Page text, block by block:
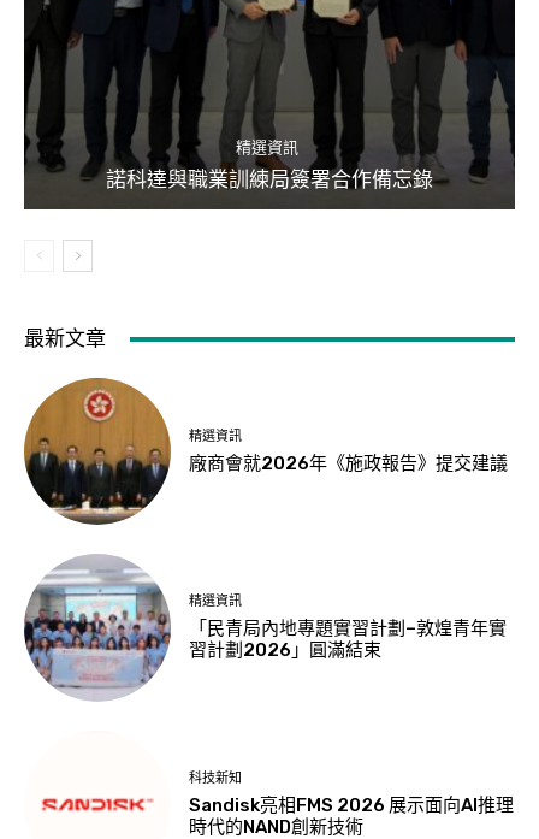
精選資訊
諾科達與職業訓練局簽署合作備忘錄
最新文章
精選資訊
廠商會就2026年《施政報告》提交建議
精選資訊
「民青局內地專題實習計劃–敦煌青年實
習計劃2026」圓滿結束
科技新知
Sandisk亮相FMS 2026 展示面向AI推理
時代的NAND創新技術